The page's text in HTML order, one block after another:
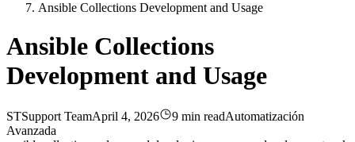
Ansible Collections Development and Usage
Ansible Collections
Development and Usage
STSupport TeamApril 4, 2026 9 min readAutomatización
Avanzada